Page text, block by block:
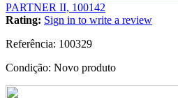
Rating: Sign in to write a review
Referência: 100329
Condição: Novo produto